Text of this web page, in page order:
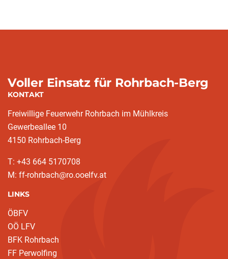
Voller Einsatz für Rohrbach-Berg
KONTAKT
Freiwillige Feuerwehr Rohrbach im Mühlkreis
Gewerbeallee 10
4150 Rohrbach-Berg
T: +43 664 5170708
M: ff-rohrbach@ro.ooelfv.at
LINKS
ÖBFV
OÖ LFV
BFK Rohrbach
FF Perwolfing